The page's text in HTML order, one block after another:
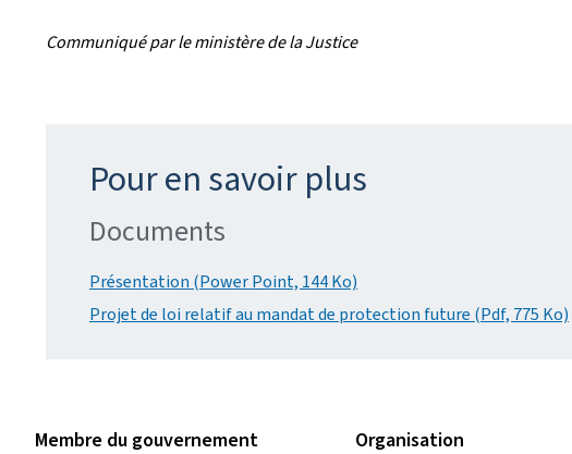
Communiqué par le ministère de la Justice
Pour en savoir plus
Documents
Présentation (Power Point, 144 Ko)
Projet de loi relatif au mandat de protection future (Pdf, 775 Ko)
Membre du gouvernement Organisation